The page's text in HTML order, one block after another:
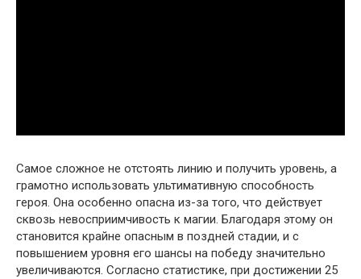
Самое сложное не отстоять линию и получить уровень, а
грамотно использовать ультимативную способность
героя. Она особенно опасна из-за того, что действует
сквозь невосприимчивость к магии. Благодаря этому он
становится крайне опасным в поздней стадии, и с
повышением уровня его шансы на победу значительно
увеличиваются. Согласно статистике, при достижении 25